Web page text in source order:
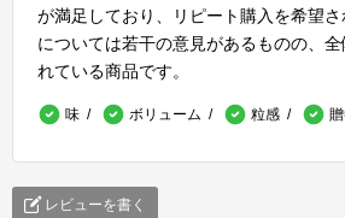
が満足しており、リピート購入を希望
については若干の意見があるものの、
れている商品です。
味 ボリューム 粒感
レビューを書く